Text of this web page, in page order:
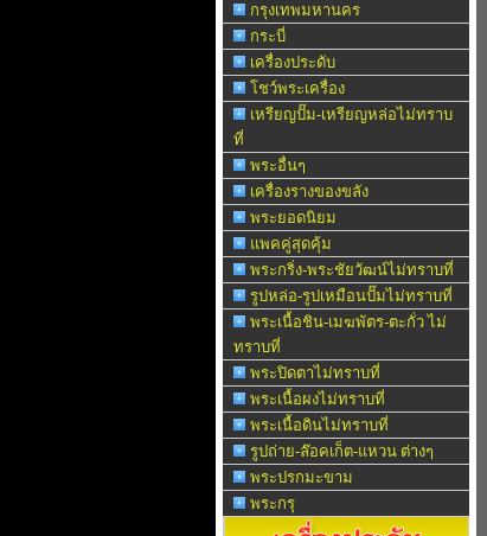
กรุงเทพมหานคร
กระบี่
เครื่องประดับ
โชว์พระเครื่อง
เหรียญปั๊ม-เหรียญหล่อไม่ทราบ
ที่
พระอื่นๆ
เครื่องรางของขลัง
พระยอดนิยม
แพคคู่สุดคุ้ม
พระกริ่ง-พระชัยวัฒน์ไม่ทราบที่
รูปหล่อ-รูปเหมือนปั๊มไม่ทราบที่
พระเนื้อชิน-เมฆพัตร-ตะกั่ว ไม่
ทราบที่
พระปิดตาไม่ทราบที่
พระเนื้อผงไม่ทราบที่
พระเนื้อดินไม่ทราบที่
รูปถ่าย-ล๊อคเก็ต-แหวน ต่างๆ
พระปรกมะขาม
พระกรุ